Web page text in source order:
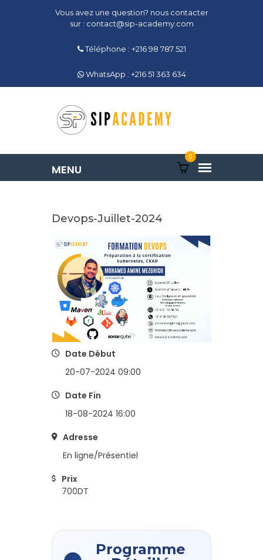
Vous avez une question? nous contacter
sur : contact@sip-academy.com
Téléphone : +216 98 787 521
WhatsApp : +216 51 363 634
0
Devops-Juillet-2024
Date Début
20-07-2024 09:00
Date Fin
18-08-2024 16:00
Adresse
En ligne/Présentiel
Prix
700DT
Programme